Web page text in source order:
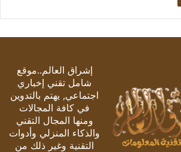
إشراق العالم..موقع
شامل تقني إخباري
اجتماعي, يهتم بالتدوين
في كافة المجالات
ومنها المجال التقني
والذكاء المنزلي وأدوات
التقنية وغير ذلك من